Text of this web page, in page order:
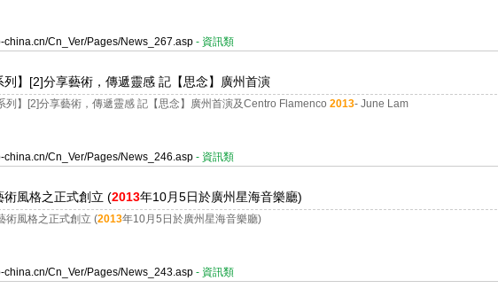
china.cn/Cn_Ver/Pages/News_267.asp - 資訊類
列】[2]分享藝術，傳遞靈感 記【思念】廣州首演
列】[2]分享藝術，傳遞靈感 記【思念】廣州首演及Centro Flamenco 2013- June Lam
china.cn/Cn_Ver/Pages/News_246.asp - 資訊類
術風格之正式創立 (2013年10月5日於廣州星海音樂廳)
術風格之正式創立 (2013年10月5日於廣州星海音樂廳)
china.cn/Cn_Ver/Pages/News_243.asp - 資訊類